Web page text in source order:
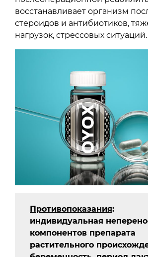
восстанавливает организм
стероидов и антибиотиков,
нагрузок, стрессовых ситуаций.
Противопоказания:
индивидуальная
компонентов препарата
растительного